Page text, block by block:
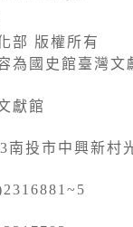
部 版權所有
為國史館臺灣文
獻館
南投市中興新村